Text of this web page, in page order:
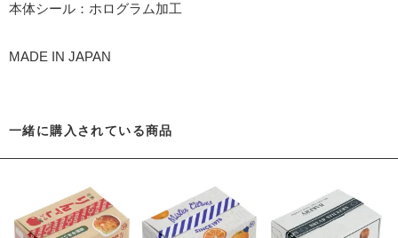
本体シール：ホログラム加工
MADE IN JAPAN
一緒に購入されている商品